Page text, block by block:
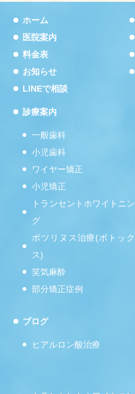
ホーム
医院案内
料金表
お知らせ
LINEで相談
診療案内
一般歯科
小児歯科
ワイヤー矯正
小児矯正
トランセントホワイトニン
グ
ボツリヌス治療(ボトック
ス)
笑気麻酔
部分矯正症例
ブログ
ヒアルロン酸治療